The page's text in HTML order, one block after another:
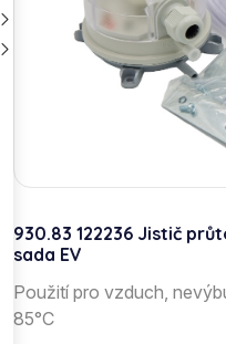
930.83 122236 Jistič
sada EV
Použití pro vzduch,
85°C